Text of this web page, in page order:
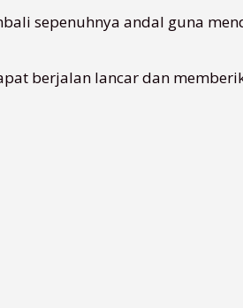
sepenuhnya andal guna
berjalan lancar dan